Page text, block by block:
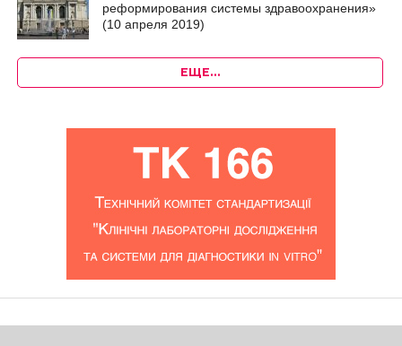
реформирования системы здравоохранения»
(10 апреля 2019)
ЕЩЕ…